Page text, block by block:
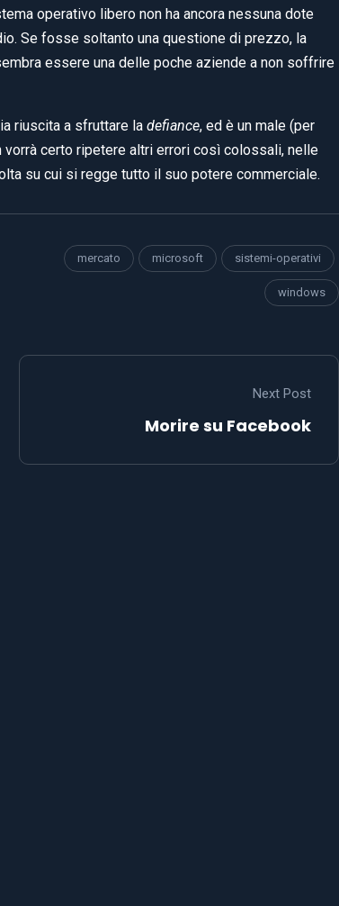
operativo libero non ha ancora nessuna dote
Se fosse soltanto una questione di prezzo, la
essere una delle poche aziende a non soffrire
riuscita a sfruttare la defiance, ed è un male (per
certo ripetere altri errori così colossali, nelle
su cui si regge tutto il suo potere commerciale.
mercato microsoft sistemi-operativi
windows
Next Post
Morire su Facebook